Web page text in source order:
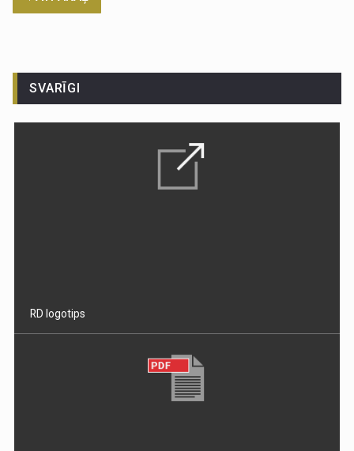
SVARĪGI
RD logotips